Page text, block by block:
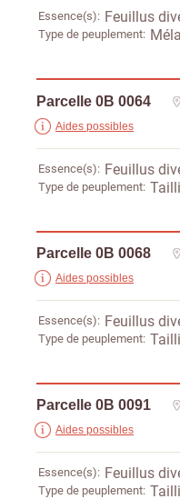
Essence(s) Feuillus
Type de peuplement
Parcelle 0B 0064
Aides possibles
Essence(s) Feuillus
Type de peuplement
Parcelle 0B 0068
Aides possibles
Essence(s) Feuillus
Type de peuplement
Parcelle 0B 0091
Aides possibles
Essence(s) Feuillus
Type de peuplement